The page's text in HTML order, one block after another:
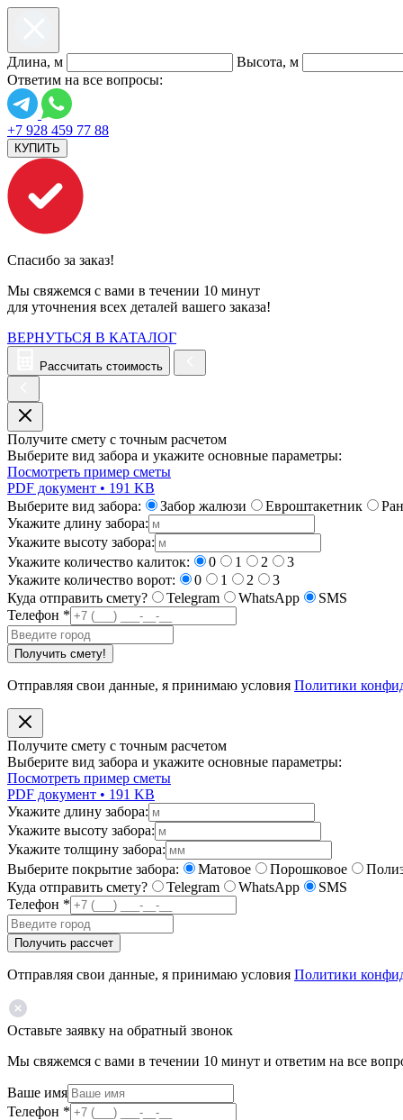
Длина, м Высота, м
Ответим на все вопросы:
+7 928 459 77 88
КУПИТЬ
Спасибо за заказ!
Мы свяжемся с вами в течении 10 минут
для уточнения всех деталей вашего заказа!
ВЕРНУТЬСЯ В КАТАЛОГ
Рассчитать стоимость
Получите смету с точным расчетом
Выберите вид забора и укажите основные параметры:
Посмотреть пример сметы
PDF документ • 191 KB
Выберите вид забора:
Забор жалюзи Евроштакетник
Укажите длину забора:
Укажите высоту забора:
Укажите количество калиток:
0 1 2
3
Укажите количество ворот:
0 1 2
3
Куда отправить смету?
Telegram WhatsApp
SMS
Телефон *
Получить смету!
Отправляя свои данные, я принимаю условия Политики
Получите смету с точным расчетом
Выберите вид забора и укажите основные параметры:
Посмотреть пример сметы
PDF документ • 191 KB
Укажите длину забора:
Укажите высоту забора:
Укажите толщину забора:
Выберите покрытие забора:
Матовое Порошковое
Куда отправить смету?
Telegram WhatsApp
SMS
Телефон *
Получить рассчет
Отправляя свои данные, я принимаю условия Политики
Оставьте заявку на обратный звонок
Мы свяжемся с вами в течении 10 минут и ответим на все
Ваше имя
Телефон *